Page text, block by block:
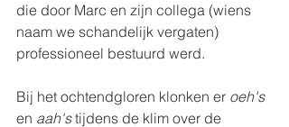
die door Marc en zijn collega (wiens
naam we schandelijk vergaten)
professioneel bestuurd werd.
Bij het ochtendgloren klonken er oeh's
en aah's tijdens de klim over de